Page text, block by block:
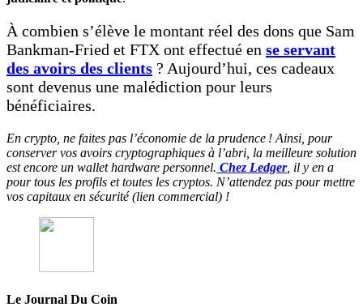
À combien s’élève le montant réel des dons que Sam
Bankman-Fried et FTX ont effectué en se servant
des avoirs des clients ? Aujourd’hui, ces cadeaux
sont devenus une malédiction pour leurs
bénéficiaires.
En crypto, ne faites pas l’économie de la prudence ! Ainsi, pour
conserver vos avoirs cryptographiques à l’abri, la meilleure solution
est encore un wallet hardware personnel. Chez Ledger, il y en a
pour tous les profils et toutes les cryptos. N’attendez pas pour mettre
vos capitaux en sécurité (lien commercial) !
Le Journal Du Coin